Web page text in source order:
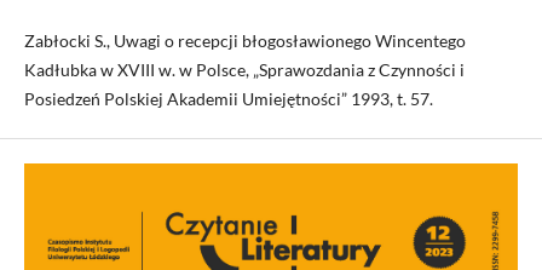
Zabłocki S., Uwagi o recepcji błogosławionego Wincentego
Kadłubka w XVIII w. w Polsce, „Sprawozdania z Czynności i
Posiedzeń Polskiej Akademii Umiejętności” 1993, t. 57.